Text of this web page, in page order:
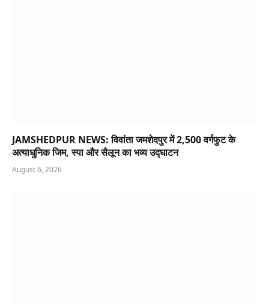
JAMSHEDPUR NEWS: विवांता जमशेदपुर में 2,500 वर्गफुट के
अत्याधुनिक जिम, स्पा और सैलून का भव्य उद्घाटन
August 6, 2026